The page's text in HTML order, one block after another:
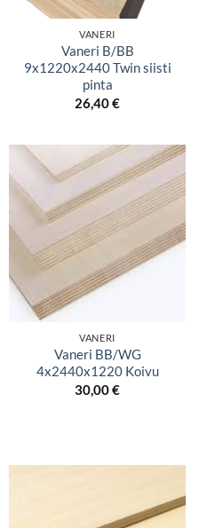
VANERI
Vaneri B/BB
9x1220x2440 Twin siisti
pinta
26,40€
VANERI
Vaneri BB/WG
4x2440x1220 Koivu
30,00€